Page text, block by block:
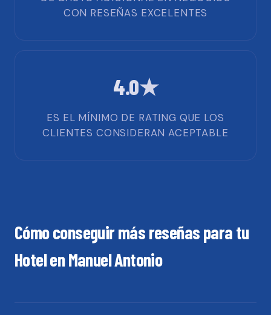
CON RESEÑAS EXCELENTES
4.0★
ES EL MÍNIMO DE RATING QUE LOS
CLIENTES CONSIDERAN ACEPTABLE
Cómo conseguir más reseñas para tu
HotelenManuel Antonio